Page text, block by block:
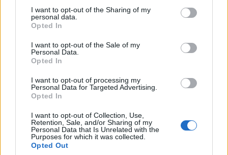
I want to opt-out of the Sharing of my
personal data.
Opted In
I want to opt-out of the Sale of my
Personal Data.
Opted In
I want to opt-out of processing my
Personal Data for Targeted Advertising.
Opted In
I want to opt-out of Collection, Use,
Retention, Sale, and/or Sharing of my
Personal Data that Is Unrelated with the
Purposes for which it was collected.
Opted Out
διακοπές, μπορούν να σκέφτονται τις επόμενες αποδράσεις τους
καθώς η πλατφόρμα για το νέο πρόγραμμα Τουρισμός για Όλους
αναμένεται να ανοίξει τον Αύγουστο.